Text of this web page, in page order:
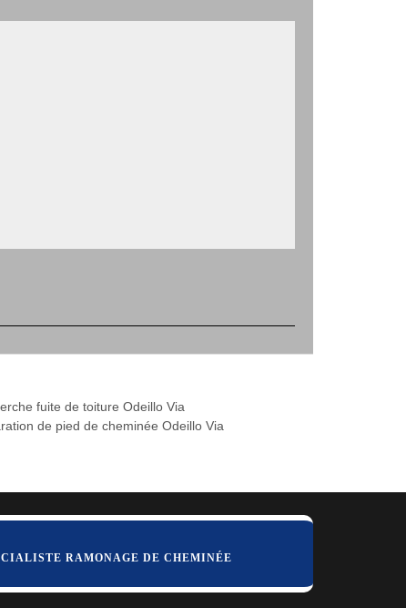
fuite de toiture Odeillo Via
de pied de cheminée Odeillo Via
RAMONAGE DE CHEMINÉE